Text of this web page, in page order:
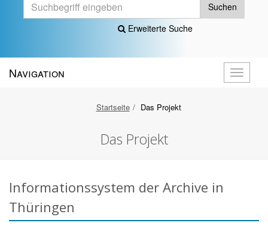
Suchen
Erweiterte Suche
öffnen
Navigation
Startseite Das Projekt
Das Projekt
Informationssystem der Archive in
Thüringen